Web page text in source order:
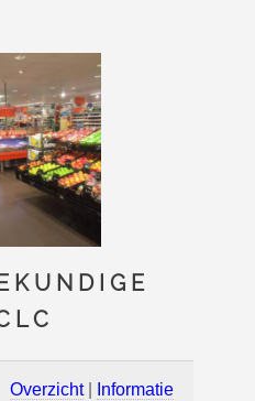
Overzicht| Informatie